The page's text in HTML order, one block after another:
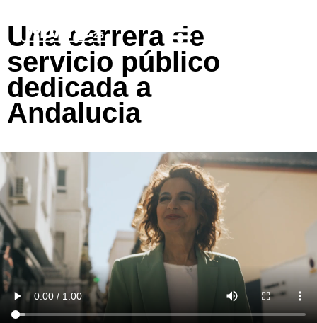
Una carrera de
servicio público
dedicada a
Andalucia